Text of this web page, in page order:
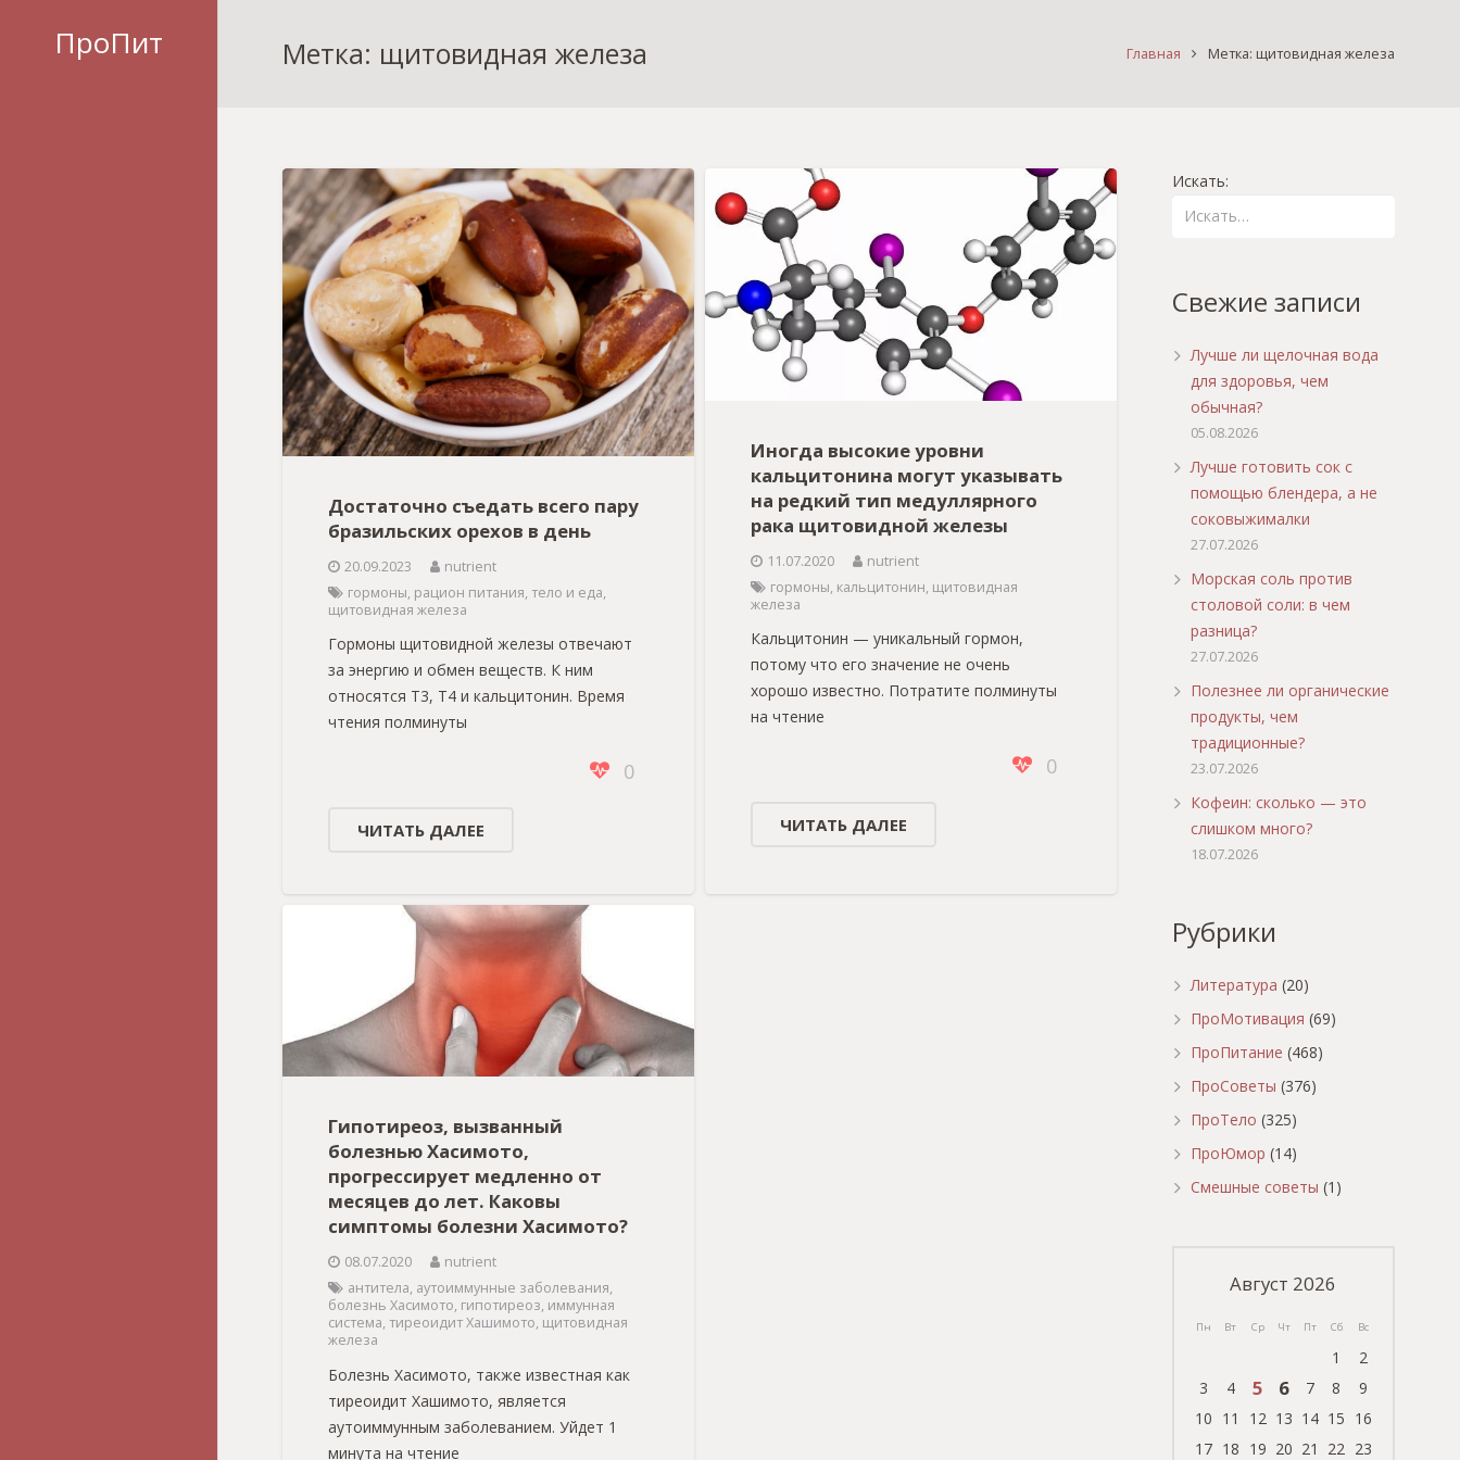
ПроПит Метка: щитовидная железа Главная Метка: щитовидная железа
Достаточно съедать всего пару
бразильских орехов в день
20.09.2023
nutrient
гормоны, рацион питания, тело и еда,
щитовидная железа
Гормоны щитовидной железы отвечают
за энергию и обмен веществ. К ним
относятся Т3, Т4 и кальцитонин. Время
чтения полминуты
0
ЧИТАТЬ ДАЛЕЕ
Иногда высокие уровни
кальцитонина могут указывать
на редкий тип медуллярного
рака щитовидной железы
11.07.2020
nutrient
гормоны, кальцитонин, щитовидная
железа
Кальцитонин — уникальный гормон,
потому что его значение не очень
хорошо известно. Потратите полминуты
на чтение
0
ЧИТАТЬ ДАЛЕЕ
Гипотиреоз, вызванный
болезнью Хасимото,
прогрессирует медленно от
месяцев до лет. Каковы
симптомы болезни Хасимото?
08.07.2020
nutrient
антитела, аутоиммунные заболевания,
болезнь Хасимото, гипотиреоз, иммунная
система, тиреоидит Хашимото, щитовидная
железа
Болезнь Хасимото, также известная как
тиреоидит Хашимото, является
аутоиммунным заболеванием. Уйдет 1
минута на чтение
Искать:
Свежие записи
Лучше ли щелочная вода
для здоровья, чем
обычная?
05.08.2026
Лучше готовить сок с
помощью блендера, а не
соковыжималки
27.07.2026
Морская соль против
столовой соли: в чем
разница?
27.07.2026
Полезнее ли органические
продукты, чем
традиционные?
23.07.2026
Кофеин: сколько — это
слишком много?
18.07.2026
Рубрики
Литература (20)
ПроМотивация (69)
ПроПитание (468)
ПроСоветы (376)
ПроТело (325)
ПроЮмор (14)
Смешные советы (1)
Август 2026
Пн Вт Ср Чт Пт Сб Вс
1
2
3
4 5 6 7 8
9
10 11 12 13 14 15 16
17 18 19 20 21 22 23